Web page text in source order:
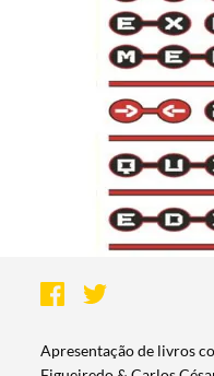
Apresentação de livros